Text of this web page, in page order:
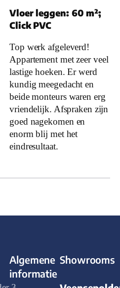
Vloer leggen: 60 m²;
Click PVC
Top werk afgeleverd!
Appartement met zeer veel
lastige hoeken. Er werd
kundig meegedacht en
beide monteurs waren erg
vriendelijk. Afspraken zijn
goed nagekomen en
enorm blij met het
eindresultaat.
Algemene
informatie
Showrooms